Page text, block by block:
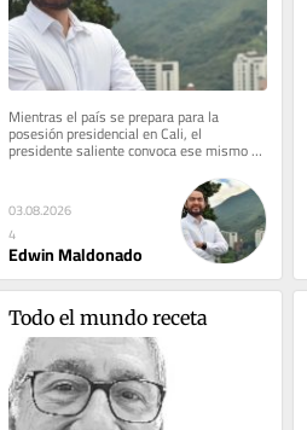
Mientras el país se prepara para la
posesión presidencial en Cali, el
presidente saliente convoca ese mismo
día y en esa misma ciudad la...
03.08.2026
4
Edwin Maldonado
Todo el mundo receta